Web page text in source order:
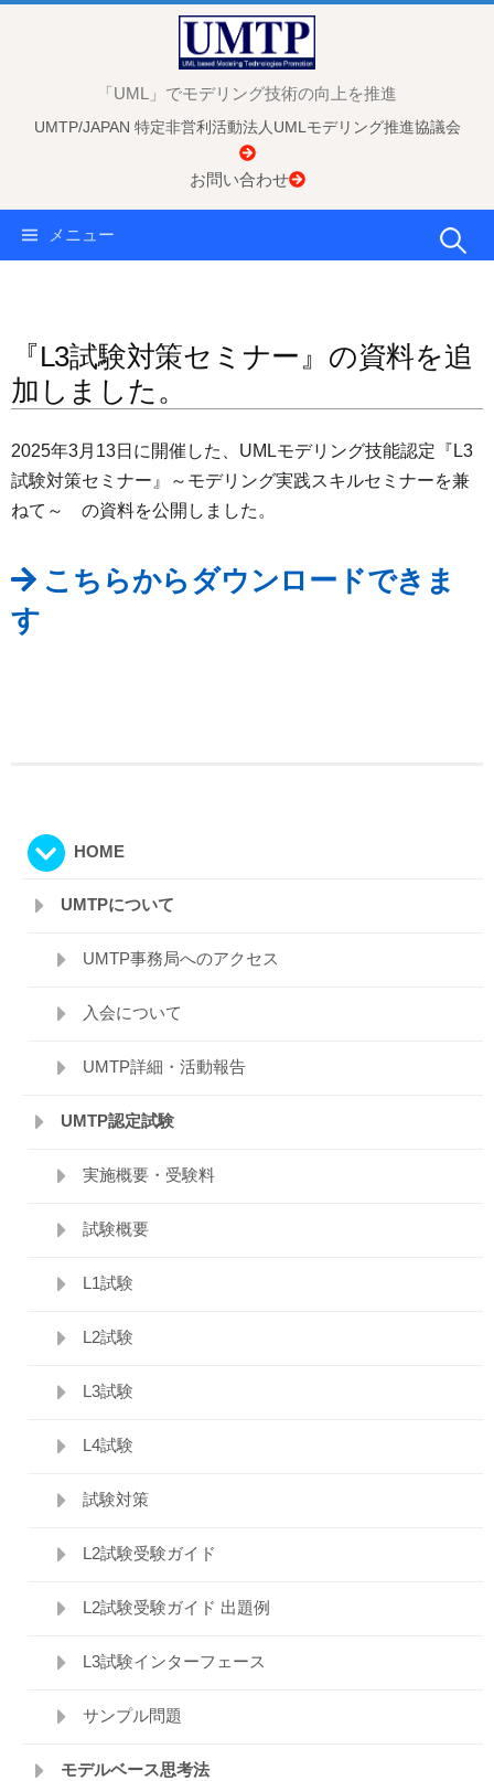
「UML」でモデリング技術の向上を推進
UMTP/JAPAN 特定非営利活動法人UMLモデリング推進協議会
お問い合わせ
メニュー 検
『L3試験対策セミナー』の資料を追
加しました。
2025年3月13日に開催した、UMLモデリング技能認定『L3
試験対策セミナー』～モデリング実践スキルセミナーを兼
ねて～ の資料を公開しました。
こちらからダウンロードできま
す
HOME
UMTPについて
UMTP事務局へのアクセス
入会について
UMTP詳細・活動報告
UMTP認定試験
実施概要・受験料
試験概要
L1試験
L2試験
L3試験
L4試験
試験対策
L2試験受験ガイド
L2試験受験ガイド 出題例
L3試験インターフェース
サンプル問題
モデルベース思考法